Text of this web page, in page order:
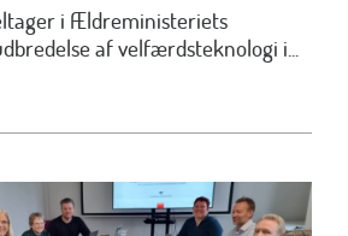
i Ældreministeriets
af velfærdsteknologi i...